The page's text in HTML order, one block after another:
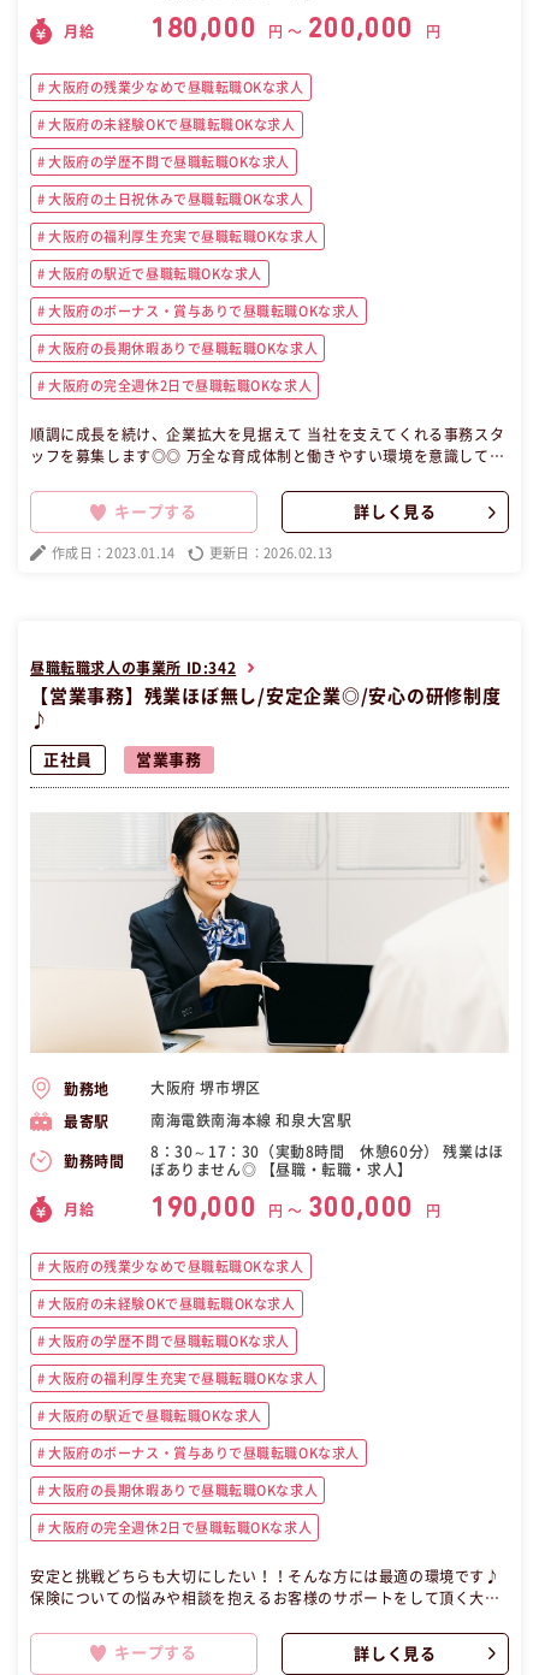
月給 180,000 円 〜 200,000 円
大阪府の残業少なめで昼職転職OKな求人
大阪府の未経験OKで昼職転職OKな求人
大阪府の学歴不問で昼職転職OKな求人
大阪府の土日祝休みで昼職転職OKな求人
大阪府の福利厚生充実で昼職転職OKな求人
大阪府の駅近で昼職転職OKな求人
大阪府のボーナス・賞与ありで昼職転職OKな求人
大阪府の長期休暇ありで昼職転職OKな求人
大阪府の完全週休2日で昼職転職OKな求人
順調に成長を続け、企業拡大を見据えて 当社を支えてくれる事務スタ
ッフを募集します◎◎ 万全な育成体制と働きやすい環境を意識してい
対応と確かな技術力を武器に 順調に成長を続ける当社。 そんな当社を
支えているのが事務スタッフ。 万全な育成体制・働きやすい環境で、
スキルアップしたい方にもピッタリです。 社員に嬉しい仕組みもたく
さんあります！！ 仲間と一緒に、楽しみながら成長して下さいね♪
キープする 詳しく見る
作成日：2023.01.14 更新日：2026.02.13
昼職転職求人の事業所 ID:342
【営業事務】残業ほぼ無し/安定企業◎/安心の研修制度
♪
正社員 営業事務
勤務地 大阪府 堺市堺区
最寄駅 南海電鉄南海本線 和泉大宮駅
勤務時間
8：30～17：30（実動8時間 休憩60分） 残業はほ
ぼありません◎ 【昼職・転職・求人】
月給 190,000 円 〜 300,000 円
大阪府の残業少なめで昼職転職OKな求人
大阪府の未経験OKで昼職転職OKな求人
大阪府の学歴不問で昼職転職OKな求人
大阪府の福利厚生充実で昼職転職OKな求人
大阪府の駅近で昼職転職OKな求人
大阪府のボーナス・賞与ありで昼職転職OKな求人
大阪府の長期休暇ありで昼職転職OKな求人
大阪府の完全週休2日で昼職転職OKな求人
安定と挑戦どちらも大切にしたい！！そんな方には最適の環境です♪
保険についての悩みや相談を抱えるお客様のサポートをして頂く大切
二人三脚でお客様をフォローしていきます！！ 【昼職・転職・求人】
この昼職求人は大阪府堺市堺区正社員営業事務の昼職へ転職したい方
キープする 詳しく見る